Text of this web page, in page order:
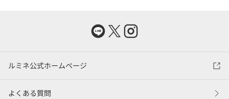
ルミネ公式ホームページ
よくある質問